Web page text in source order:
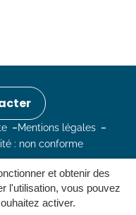
et obtenir des
l'utilisation, vous pouvez
activer.
Mentions légales
: non conforme